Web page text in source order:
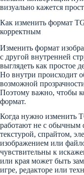
визуально кажется
Как изменить формат
корректным
Изменить формат
с другой внутренней
выглядеть как простое
Но внутри происходит
возможной
Поэтому важно, чтобы
формат.
Когда нужно изменить
работают не с обычным
текстурой, спрайтом,
изображением или
чувствительны к
или края может быть
игре, редакторе или